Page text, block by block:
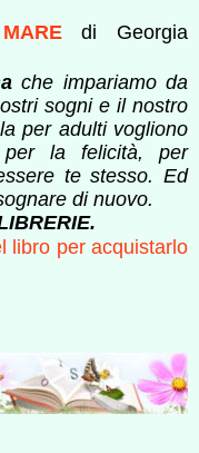
di Georgia
che impariamo da
sogni e il nostro
per adulti vogliono
la felicità, per
te stesso. Ed
di nuovo.
libro per acquistarlo